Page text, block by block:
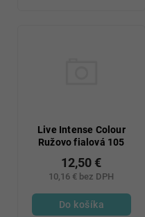
Live Intense Colour
Ružovo fialová 105
10,16 € bez DPH
12,50 €
Do košíka